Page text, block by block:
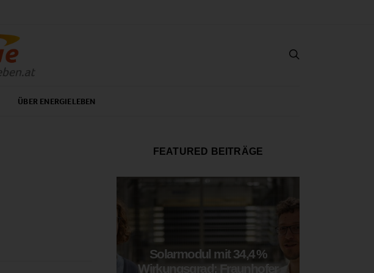
ÜBER ENERGIELEBEN
FEATURED BEITRÄGE
Solarmodul mit 34,4 %
Wirkungsgrad: Fraunhofer